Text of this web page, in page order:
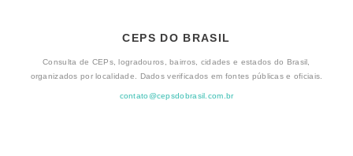
CEPS DO BRASIL
Consulta de CEPs, logradouros, bairros, cidades e estados do Brasil,
organizados por localidade. Dados verificados em fontes públicas e oficiais.
contato@cepsdobrasil.com.br